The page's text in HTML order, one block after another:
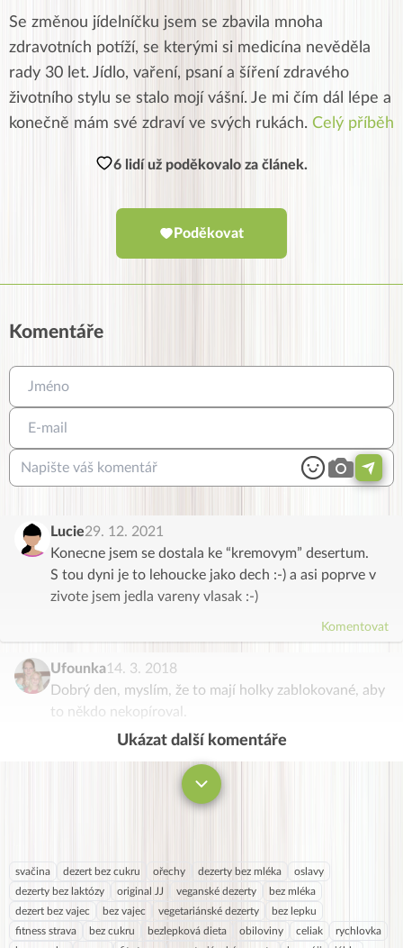
Se změnou jídelníčku jsem se zbavila mnoha
zdravotních potíží, se kterými si medicína nevěděla
rady 30 let. Jídlo, vaření, psaní a šíření zdravého
životního stylu se stalo mojí vášní. Je mi čím dál lépe a
konečně mám své zdraví ve svých rukách. Celý příběh
6 lidí už poděkovalo za článek.
Poděkovat
Komentáře
Lucie29. 12. 2021
Konecne jsem se dostala ke “kremovym” desertum.
S tou dyni je to lehoucke jako dech :-) a asi poprve v
zivote jsem jedla vareny vlasak :-)
Komentovat
Ufounka14. 3. 2018
Dobrý den, myslím, že to mají holky zablokované, aby
to někdo nekopíroval.
Ukázat další komentáře
svačina dezert bez cukru ořechy dezerty bez mléka
oslavy
dezerty bez laktózy
original JJ veganské dezerty
bez mléka
dezert bez vajec
bez vajec vegetariánské dezerty
bez lepku
fitness strava
bez cukru bezlepková dieta obiloviny celiak
rychlovka